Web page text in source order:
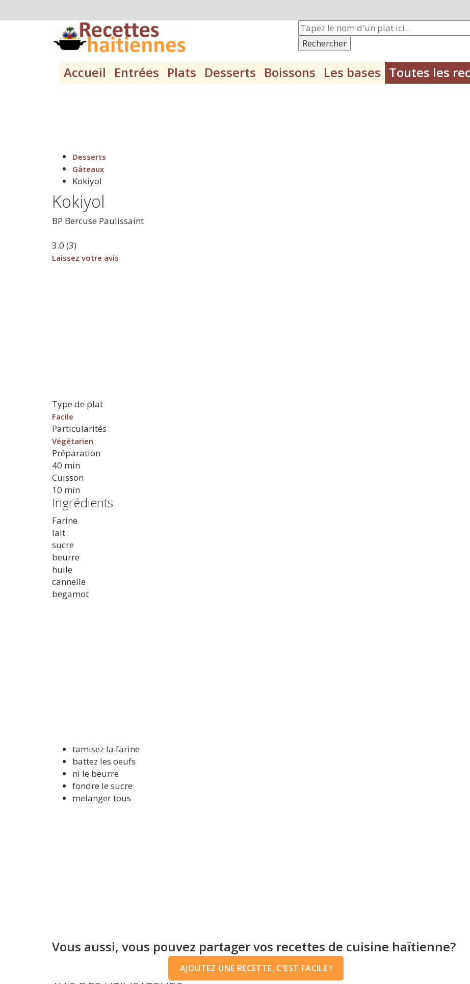
Rechercher
Accueil Entrées Plats Desserts Boissons Les bases Toutes les
Desserts
Gâteaux
Kokiyol
Kokiyol
BP Bercuse Paulissaint
3.0 (3)
Laissez votre avis
Type de plat
Facile
Particularités
Végétarien
Préparation
40 min
Cuisson
10 min
Ingrédients
Farine
lait
sucre
beurre
huile
cannelle
begamot
tamisez la farine
battez les oeufs
ni le beurre
fondre le sucre
melanger tous
Vous aussi, vous pouvez partager vos recettes de cuisine haïtienne?
AJOUTEZ UNE RECETTE, C'EST FACILE !